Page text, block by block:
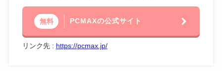
無料 PCMAXの公式サイト
リンク先 : https://pcmax.jp/